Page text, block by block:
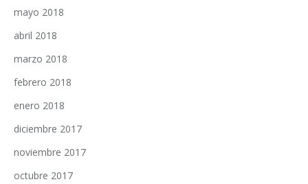
mayo 2018
abril 2018
marzo 2018
febrero 2018
enero 2018
diciembre 2017
noviembre 2017
octubre 2017